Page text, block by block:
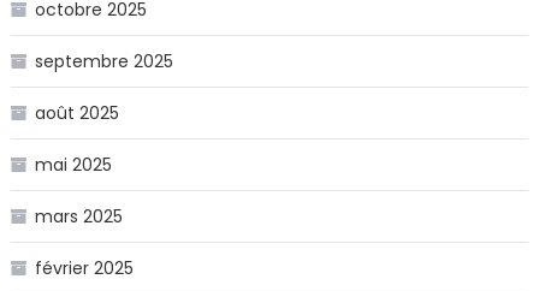
octobre 2025
septembre 2025
août 2025
mai 2025
mars 2025
février 2025